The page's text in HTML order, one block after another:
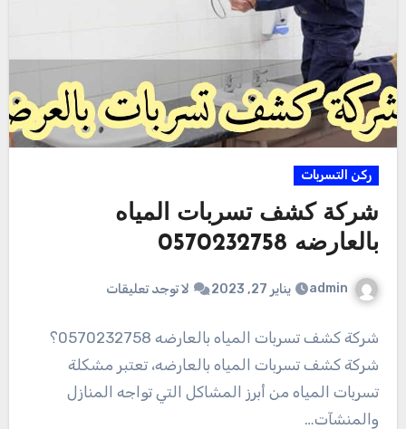
ركن التسربات
شركة كشف تسربات المياه
بالعارضه 0570232758
admin يناير 27, 2023 لا توجد تعليقات
شركة كشف تسربات المياه بالعارضه 0570232758؟
شركة كشف تسربات المياه بالعارضه، تعتبر مشكلة
تسربات المياه من أبرز المشاكل التي تواجه المنازل
والمنشآت…